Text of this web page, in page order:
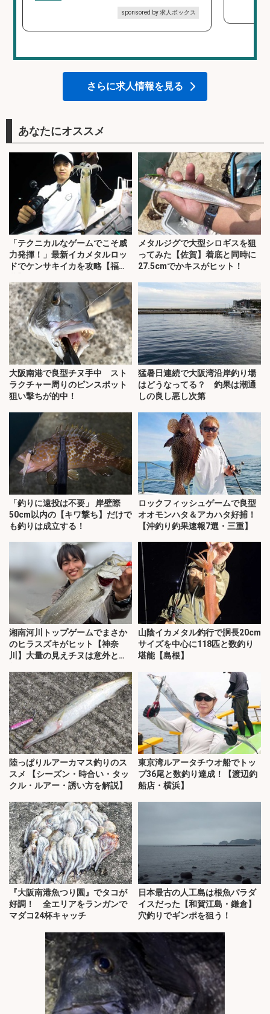
sponsored by 求人ボックス
さらに求人情報を見る
あなたにオススメ
「テクニカルなゲームでこそ威
力発揮！」最新イカメタルロッ
ドでケンサキイカを攻略【福
メタルジグで大型シロギスを狙
ってみた【佐賀】着底と同時に
27.5cmでかキスがヒット！
大阪南港で良型チヌ手中 スト
ラクチャー周りのピンスポット
狙い撃ちが的中！
猛暑日連続で大阪湾沿岸釣り場
はどうなってる？ 釣果は潮通
しの良し悪し次第
「釣りに遠投は不要」 岸壁際
50cm以内の【キワ撃ち】だけで
も釣りは成立する！
ロックフィッシュゲームで良型
オオモンハタ＆アカハタ好捕！
【沖釣り釣果速報7選・三重】
湘南河川トップゲームでまさか
のヒラスズキがヒット【神奈
川】大量の見えチヌは意外と難
山陰イカメタル釣行で胴長20cm
サイズを中心に118匹と数釣り
堪能【島根】
陸っぱりルアーカマス釣りのス
スメ 【シーズン・時合い・タッ
クル・ルアー・誘い方を解説】
東京湾ルアータチウオ船でトッ
プ36尾と数釣り達成！【渡辺釣
船店・横浜】
『大阪南港魚つり園』でタコが
好調！ 全エリアをランガンで
マダコ24杯キャッチ
日本最古の人工島は根魚パラダ
イスだった【和賀江島・鎌倉】
穴釣りでギンポを狙う！